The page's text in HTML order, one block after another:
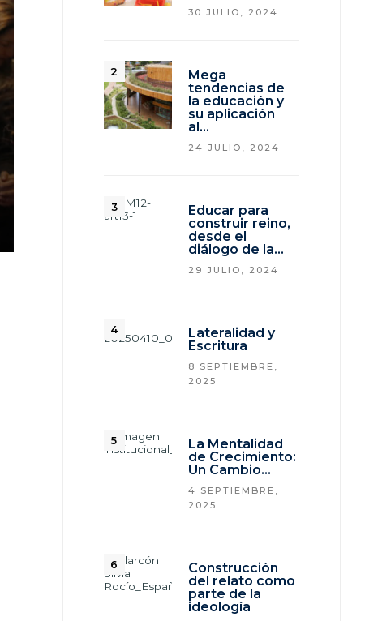
30 JULIO, 2024
Mega
tendencias de
la educación y
su aplicación
al…
24 JULIO, 2024
Educar para
construir reino,
desde el
diálogo de la…
29 JULIO, 2024
Lateralidad y
Escritura
8 SEPTIEMBRE,
2025
La Mentalidad
de Crecimiento:
Un Cambio…
4 SEPTIEMBRE,
2025
Construcción
del relato como
parte de la
ideología